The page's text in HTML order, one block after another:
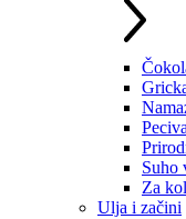
Suho
Za
Ulja i začini